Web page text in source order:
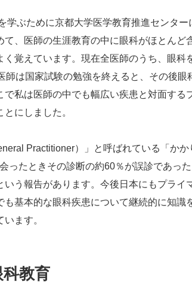
学ぶために京都大学医学教育推進センタ
て、医師の生涯教育の中に眼科がほとんど
覚えています。現在全医師のうち、眼科
師は国家試験の勉強を終えると、その後
で私は医師の中でも幅広い疾患と対面する
にしました。
Practitioner）」と呼ばれている「かか
ったときその診断の約60％が誤診であっ
いう報告があります。今後日本にもプライ
も基本的な眼科疾患について継続的に知識
ます。
教育